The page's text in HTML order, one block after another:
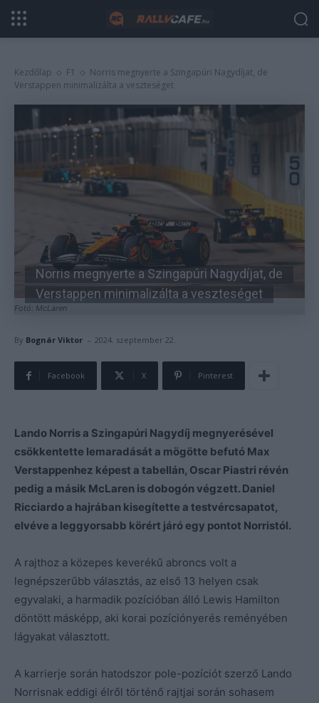
Kezdőlap F1
Norris megnyerte a Szingapúri Nagydíjat, de
Verstappen minimalizálta a veszteséget
Fotó: McLaren
Norris megnyerte a Szingapúri Nagydíjat, de
Verstappen minimalizálta a veszteséget
By Bognár Viktor - 2024. szeptember 22.
Facebook X Pinterest
Lando Norris a Szingapúri Nagydíj megnyerésével
csökkentette lemaradását a mögötte befutó Max
Verstappenhez képest a tabellán, Oscar Piastri révén
pedig a másik McLaren is dobogón végzett. Daniel
Ricciardo a hajrában kisegítette a testvércsapatot,
elvéve a leggyorsabb körért járó egy pontot Norristól.
A rajthoz a közepes keverékű abroncs volt a
legnépszerűbb választás, az első 13 helyen csak
egyvalaki, a harmadik pozícióban álló Lewis Hamilton
döntött másképp, aki korai pozíciónyerés reményében
lágyakat választott.
A karrierje során hatodszor pole-pozíciót szerző Lando
Norrisnak eddigi élről történő rajtjai során sohasem